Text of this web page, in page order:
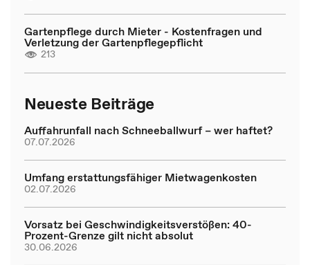
Gartenpflege durch Mieter - Kostenfragen und
Verletzung der Gartenpflegepflicht
213
Neueste Beiträge
Auffahrunfall nach Schneeballwurf – wer haftet?
07.07.2026
Umfang erstattungsfähiger Mietwagenkosten
02.07.2026
Vorsatz bei Geschwindigkeitsverstößen: 40-
Prozent-Grenze gilt nicht absolut
30.06.2026